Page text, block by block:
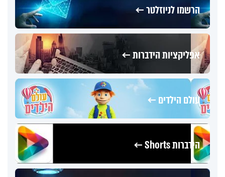
הרשמו לניוזלטר ←
אפליקציות הידברות ←
עולם הילדים ←
הידברות Shorts ←